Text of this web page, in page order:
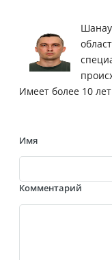
Имеет более 10
Имя
Комментарий